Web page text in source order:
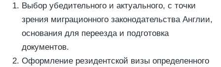
Выбор убедительного и актуального, с точки
зрения миграционного законодательства Англии,
основания для переезда и подготовка
документов.
Оформление резидентской визы определенного